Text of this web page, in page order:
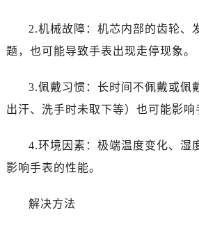
2.机械故障：机芯内部的齿轮、
题，也可能导致手表出现走停现象。
3.佩戴习惯：长时间不佩戴或佩
出汗、洗手时未取下等）也可能影响
4.环境因素：极端温度变化、湿
影响手表的性能。
解决方法